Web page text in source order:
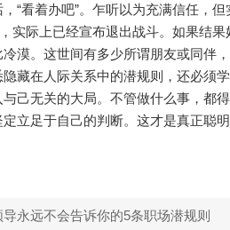
“看着办吧”。乍听以为充满信任，
实际上已经宣布退出战斗。如果结
漠。这世间有多少所谓朋友或同伴
藏在人际关系中的潜规则，还必须
己无关的大局。不管做什么事，都
立足于自己的判断。这才是真正聪
永远不会告诉你的5条职场潜规则